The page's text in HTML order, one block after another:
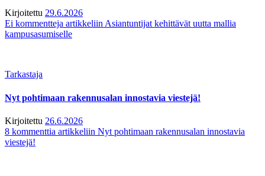
Kirjoitettu 29.6.2026
Ei kommentteja artikkeliin Asiantuntijat kehittävät uutta mallia
kampusasumiselle
Tarkastaja
Nyt pohtimaan rakennusalan innostavia viestejä!
Kirjoitettu 26.6.2026
8 kommenttia artikkeliin Nyt pohtimaan rakennusalan innostavia
viestejä!